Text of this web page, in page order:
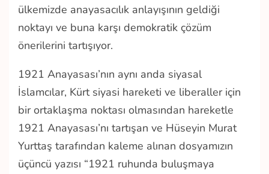
ülkemizde anayasacılık anlayışının geldiği
noktayı ve buna karşı demokratik çözüm
önerilerini tartışıyor.
1921 Anayasası’nın aynı anda siyasal
İslamcılar, Kürt siyasi hareketi ve liberaller için
bir ortaklaşma noktası olmasından hareketle
1921 Anayasası’nı tartışan ve Hüseyin Murat
Yurttaş tarafından kaleme alınan dosyamızın
üçüncü yazısı “1921 ruhunda buluşmaya